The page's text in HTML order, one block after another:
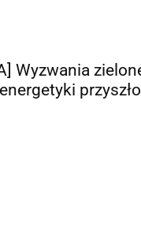
Wyzwania